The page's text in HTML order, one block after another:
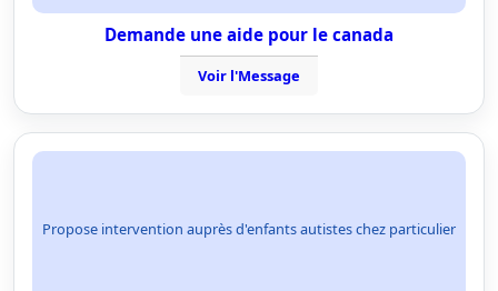
Demande une aide pour le canada
Voir l'Message
Propose intervention auprès d'enfants autistes chez particulier